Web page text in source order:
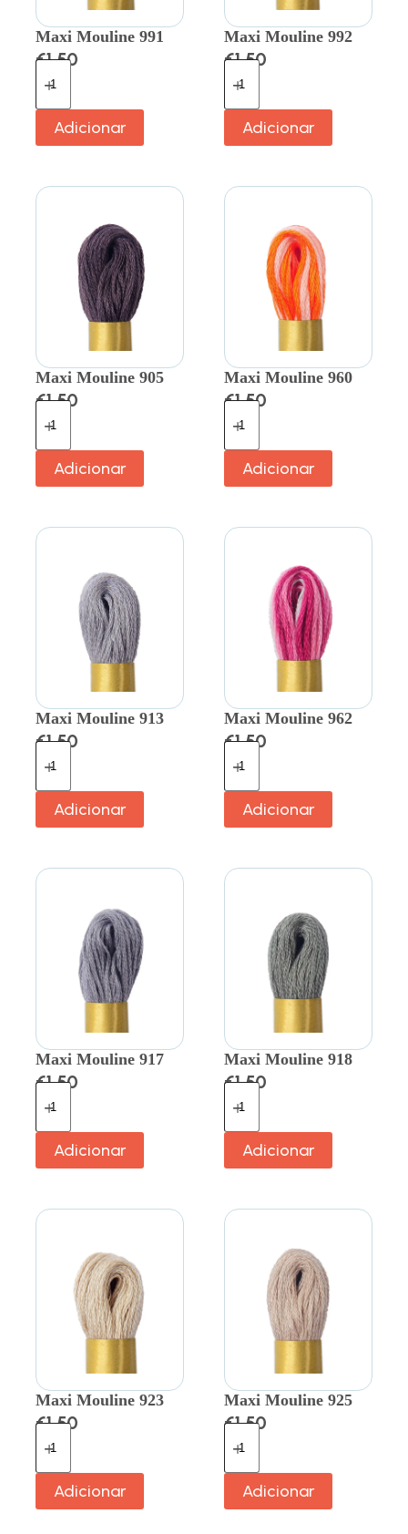
Maxi Mouline 991
€1.50
Adicionar
Maxi Mouline 992
€1.50
Adicionar
Maxi Mouline 905
€1.50
Adicionar
Maxi Mouline 960
€1.50
Adicionar
Maxi Mouline 913
€1.50
Adicionar
Maxi Mouline 962
€1.50
Adicionar
Maxi Mouline 917
€1.50
Adicionar
Maxi Mouline 918
€1.50
Adicionar
Maxi Mouline 923
€1.50
Adicionar
Maxi Mouline 925
€1.50
Adicionar